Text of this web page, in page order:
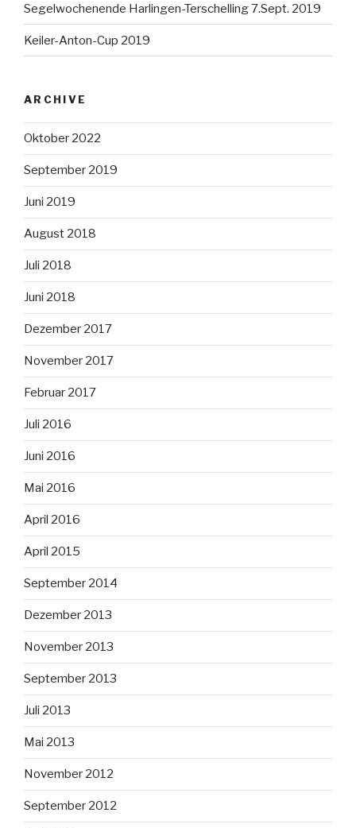
Segelwochenende Harlingen-Terschelling 7.Sept. 2019
Keiler-Anton-Cup 2019
ARCHIVE
Oktober 2022
September 2019
Juni 2019
August 2018
Juli 2018
Juni 2018
Dezember 2017
November 2017
Februar 2017
Juli 2016
Juni 2016
Mai 2016
April 2016
April 2015
September 2014
Dezember 2013
November 2013
September 2013
Juli 2013
Mai 2013
November 2012
September 2012